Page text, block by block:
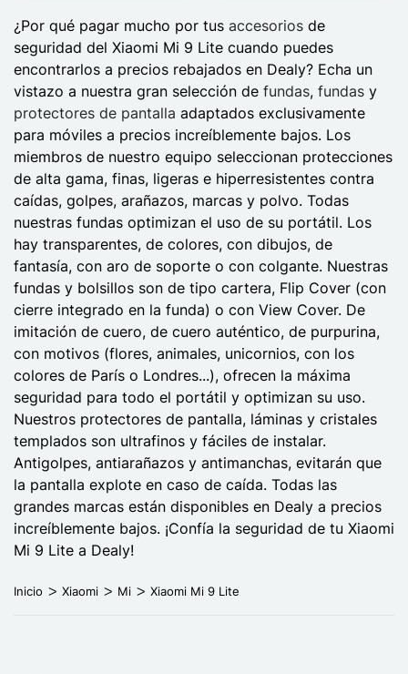
¿Por qué pagar mucho por tus accesorios de
seguridad del Xiaomi Mi 9 Lite cuando puedes
encontrarlos a precios rebajados en Dealy? Echa un
vistazo a nuestra gran selección de fundas, fundas y
protectores de pantalla adaptados exclusivamente
para móviles a precios increíblemente bajos. Los
miembros de nuestro equipo seleccionan protecciones
de alta gama, finas, ligeras e hiperresistentes contra
caídas, golpes, arañazos, marcas y polvo. Todas
nuestras fundas optimizan el uso de su portátil. Los
hay transparentes, de colores, con dibujos, de
fantasía, con aro de soporte o con colgante. Nuestras
fundas y bolsillos son de tipo cartera, Flip Cover (con
cierre integrado en la funda) o con View Cover. De
imitación de cuero, de cuero auténtico, de purpurina,
con motivos (flores, animales, unicornios, con los
colores de París o Londres...), ofrecen la máxima
seguridad para todo el portátil y optimizan su uso.
Nuestros protectores de pantalla, láminas y cristales
templados son ultrafinos y fáciles de instalar.
Antigolpes, antiarañazos y antimanchas, evitarán que
la pantalla explote en caso de caída. Todas las
grandes marcas están disponibles en Dealy a precios
increíblemente bajos. ¡Confía la seguridad de tu Xiaomi
Mi 9 Lite a Dealy!
Inicio Xiaomi Mi Xiaomi Mi 9 Lite